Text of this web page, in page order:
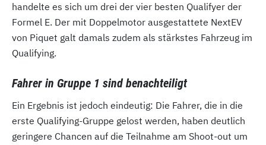
handelte es sich um drei der vier besten Qualifyer der
Formel E. Der mit Doppelmotor ausgestattete NextEV
von Piquet galt damals zudem als stärkstes Fahrzeug im
Qualifying.
Fahrer in Gruppe 1 sind benachteiligt
Ein Ergebnis ist jedoch eindeutig: Die Fahrer, die in die
erste Qualifying-Gruppe gelost werden, haben deutlich
geringere Chancen auf die Teilnahme am Shoot-out um